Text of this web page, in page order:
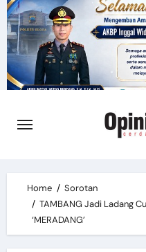
Skip
to
content
Home
Sorotan
TAMBANG Jadi Ladang
‘MERADANG’